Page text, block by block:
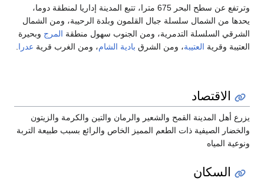
وترتفع عن سطح البحر 675 مترا، تتبع المدينة إداريا لمنطقة دوما،
يحدها من الشمال سلسلة جبال القلمون وبلدة الرحيبة، ومن الشمال
الشرقي السلسلة التدمرية، ومن الجنوب سهول منطقة المرج وبحيرة
العتيبة وقرية العتيبة، ومن الشرق بادية الشام، ومن الغرب قرية عدرا
الاقتصاد
يزرع أهل المدينة القمح والشعير والرمان والتين والكرمة والزيتون
والخضار الصيفية ذات الطعم المميز الخاص والرائع بسبب طبيعة التربة
ونوعية المياه
السكان